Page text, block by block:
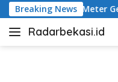
Langsung
ke
konten
Breaking News
Warga Jatiwaringin
Radarbekasi.id
Berita